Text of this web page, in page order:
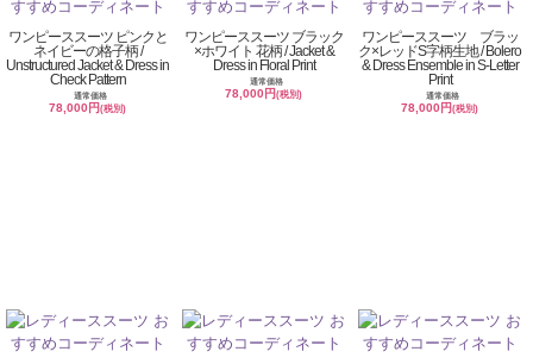
ワンピーススーツ ピンクと
ネイビーの格子柄 /
Unstructured Jacket & Dress in
Check Pattern
通常価格
78,000円(税別)
ワンピーススーツ ブラック
×ホワイト 花柄 / Jacket &
Dress in Floral Print
通常価格
78,000円(税別)
ワンピーススーツ ブラッ
ク×レッドS字柄生地 / Bolero
& Dress Ensemble in S-Letter
Print
通常価格
78,000円(税別)